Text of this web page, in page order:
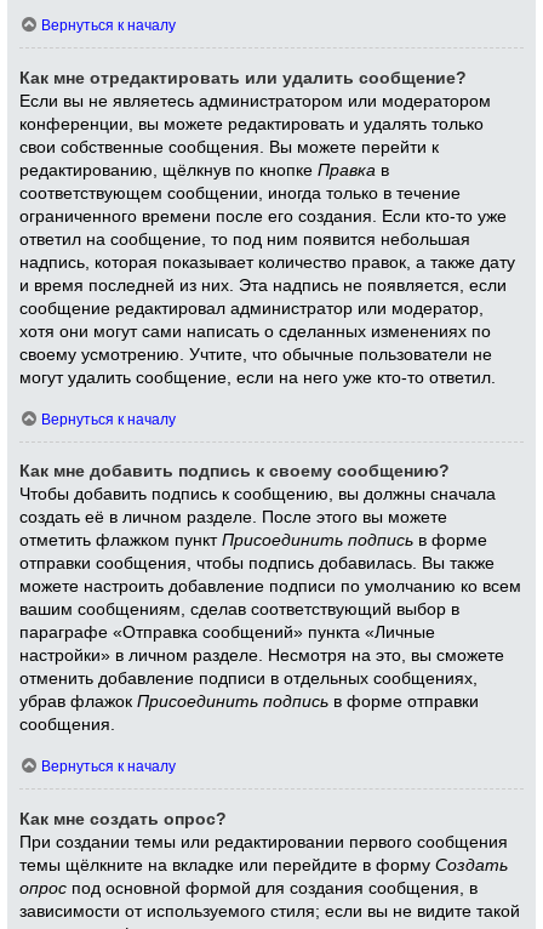
Вернуться к началу
Как мне отредактировать или удалить сообщение?
Если вы не являетесь администратором или модератором
конференции, вы можете редактировать и удалять только
свои собственные сообщения. Вы можете перейти к
редактированию, щёлкнув по кнопкеПравка в
соответствующем сообщении, иногда только в течение
ограниченного времени после его создания. Если кто-то уже
ответил на сообщение, то под ним появится небольшая
надпись, которая показывает количество правок, а также дату
и время последней из них. Эта надпись не появляется, если
сообщение редактировал администратор или модератор,
хотя они могут сами написать о сделанных изменениях по
своему усмотрению. Учтите, что обычные пользователи не
могут удалить сообщение, если на него уже кто-то ответил.
Вернуться к началу
Как мне добавить подпись к своему сообщению?
Чтобы добавить подпись к сообщению, вы должны сначала
создать её в личном разделе. После этого вы можете
отметить флажком пунктПрисоединить подпись в форме
отправки сообщения, чтобы подпись добавилась. Вы также
можете настроить добавление подписи по умолчанию ко всем
вашим сообщениям, сделав соответствующий выбор в
параграфе «Отправка сообщений» пункта «Личные
настройки» в личном разделе. Несмотря на это, вы сможете
отменить добавление подписи в отдельных сообщениях,
убрав флажокПрисоединить подпись в форме отправки
сообщения.
Вернуться к началу
Как мне создать опрос?
При создании темы или редактировании первого сообщения
темы щёлкните на вкладке или перейдите в формуСоздать
опрос под основной формой для создания сообщения, в
зависимости от используемого стиля; если вы не видите такой